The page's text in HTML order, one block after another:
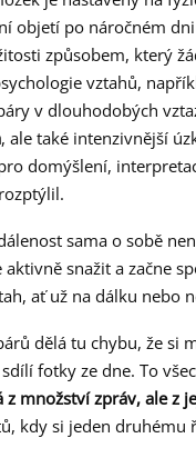
objetí po náročném
způsobem, který
vztahů,
v dlouhodobých
, ale také intenzivnější
domýšlení,
sama o sobě
aktivně snažit a začne
ať už na dálku nebo
dělá tu chybu, že si
fotky ze dne. To
z množství zpráv, ale z
kdy si jeden druhému